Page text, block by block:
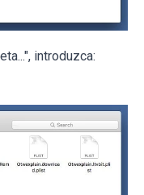
introduzca: